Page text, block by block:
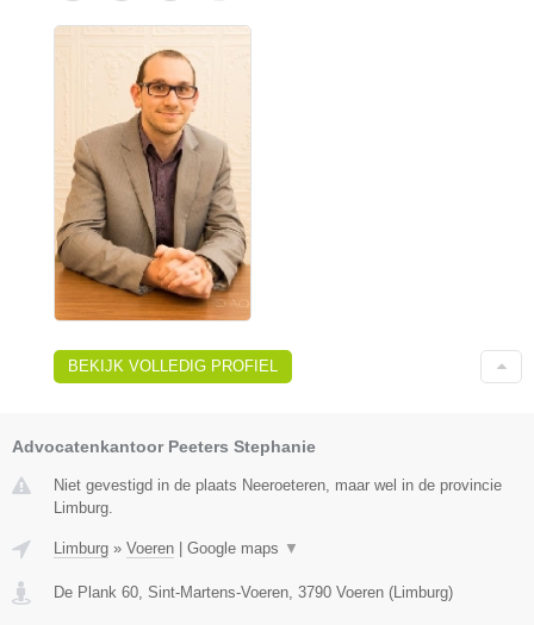
BEKIJK VOLLEDIG PROFIEL
Advocatenkantoor Peeters Stephanie
Niet gevestigd in de plaats Neeroeteren, maar wel in de provincie
Limburg.
Limburg » Voeren Google maps ▼
De Plank 60, Sint-Martens-Voeren 3790 Voeren ( Limburg)